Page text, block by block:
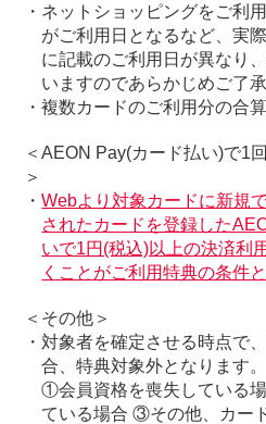
・ネットショッピングをご利
がご利用日となるなど、実
に記載のご利用日が異なり
いますのであらかじめご了承
・複数カードのご利用分の合
＜AEON Pay(カード払い)で1
＞
・Webより対象カードに新規
されたカードを登録した
いで1円(税込)以上の決済利
くことがご利用特典の条件
＜その他＞
・対象者を確定させる時点で
合、特典対象外となります。
①会員資格を喪失している
ている場合 ③その他、カー